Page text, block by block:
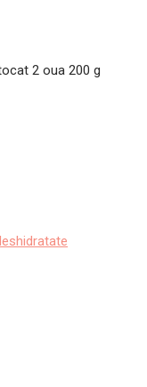
2 oua 200 g